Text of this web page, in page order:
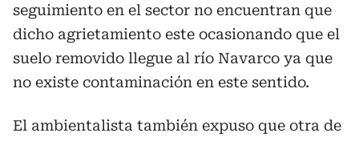
seguimiento en el sector no encuentran que
dicho agrietamiento este ocasionando que el
suelo removido llegue al río Navarco ya que
no existe contaminación en este sentido.
El ambientalista también expuso que otra de